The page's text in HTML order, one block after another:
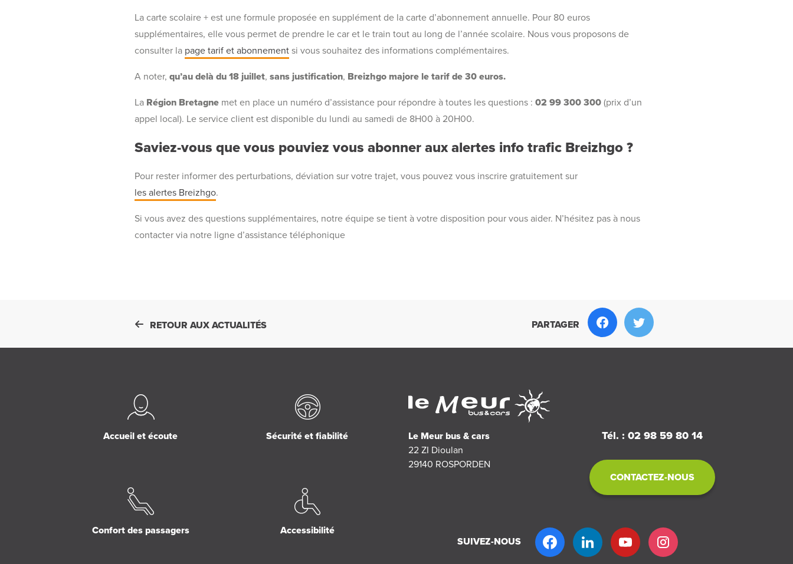
La carte scolaire + est une formule proposée en supplément de la carte d’abonnement annuelle. Pour 80 euros
supplémentaires, elle vous permet de prendre le car et le train tout au long de l’année scolaire. Nous vous proposons de
consulter la page tarif et abonnement si vous souhaitez des informations complémentaires.
A noter,qu’au delà du 18 juillet,sans justification, Breizhgo majore le tarif de 30 euros.
La Région Bretagne met en place un numéro d’assistance pour répondre à toutes les questions :02 99 300 300 (prix d’un
appel local). Le service client est disponible du lundi au samedi de 8H00 à 20H00.
Saviez-vous que vous pouviez vous abonner aux alertes info trafic Breizhgo ?
Pour rester informer des perturbations, déviation sur votre trajet, vous pouvez vous inscrire gratuitement sur
les alertes Breizhgo.
Si vous avez des questions supplémentaires, notre équipe se tient à votre disposition pour vous aider. N’hésitez pas à nous
contacter via notre ligne d’assistance téléphonique
RETOUR AUX ACTUALITÉS PARTAGER
Accueil et écoute Sécurité et fiabilité
Confort des passagers Accessibilité
Le Meur bus & cars
22 ZI Dioulan
29140 ROSPORDEN
Tél. : 02 98 59 80 14
CONTACTEZ-NOUS
SUIVEZ-NOUS